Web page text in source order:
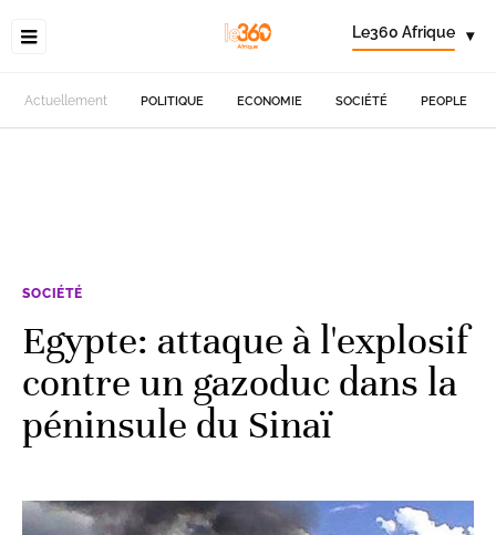
Le360 Afrique ▾
Actuellement POLITIQUE ECONOMIE SOCIÉTÉ PEOPLE
SOCIÉTÉ
Egypte: attaque à l'explosif
contre un gazoduc dans la
péninsule du Sinaï